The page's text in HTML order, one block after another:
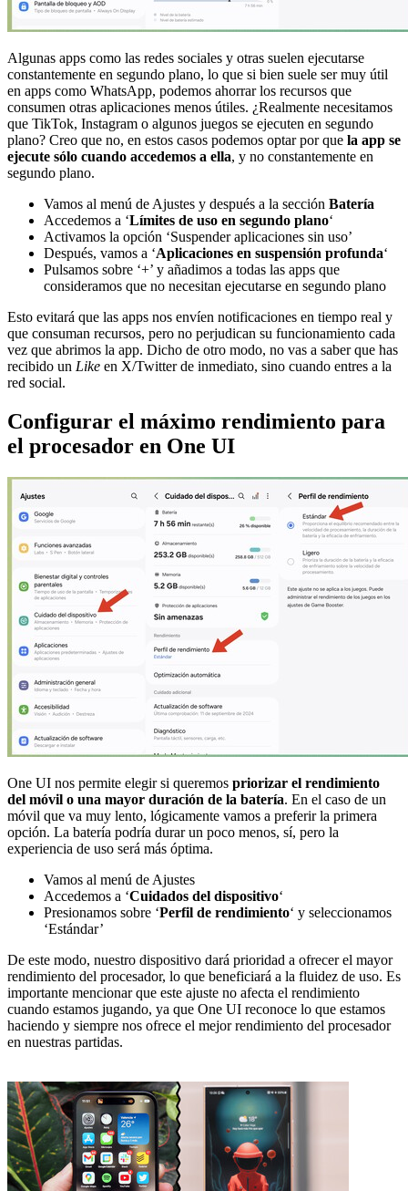
Algunas apps como las redes sociales y otras suelen ejecutarse
constantemente en segundo plano, lo que si bien suele ser muy útil
en apps como WhatsApp, podemos ahorrar los recursos que
consumen otras aplicaciones menos útiles. ¿Realmente necesitamos
que TikTok, Instagram o algunos juegos se ejecuten en segundo
plano? Creo que no, en estos casos podemos optar por que la app se
ejecute sólo cuando accedemos a ella, y no constantemente en
segundo plano.
Vamos al menú de Ajustes y después a la sección Batería
Accedemos a ‘Límites de uso en segundo plano‘
Activamos la opción ‘Suspender aplicaciones sin uso’
Después, vamos a ‘Aplicaciones en suspensión profunda‘
Pulsamos sobre ‘+’ y añadimos a todas las apps que
consideramos que no necesitan ejecutarse en segundo plano
Esto evitará que las apps nos envíen notificaciones en tiempo real y
que consuman recursos, pero no perjudican su funcionamiento cada
vez que abrimos la app. Dicho de otro modo, no vas a saber que has
recibido un Like en X/Twitter de inmediato, sino cuando entres a la
red social.
Configurar el máximo rendimiento para
el procesador en One UI
One UI nos permite elegir si queremos priorizar el rendimiento
del móvil o una mayor duración de la batería. En el caso de un
móvil que va muy lento, lógicamente vamos a preferir la primera
opción. La batería podría durar un poco menos, sí, pero la
experiencia de uso será más óptima.
Vamos al menú de Ajustes
Accedemos a ‘Cuidados del dispositivo‘
Presionamos sobre ‘Perfil de rendimiento‘ y seleccionamos
‘Estándar’
De este modo, nuestro dispositivo dará prioridad a ofrecer el mayor
rendimiento del procesador, lo que beneficiará a la fluidez de uso. Es
importante mencionar que este ajuste no afecta el rendimiento
cuando estamos jugando, ya que One UI reconoce lo que estamos
haciendo y siempre nos ofrece el mejor rendimiento del procesador
en nuestras partidas.